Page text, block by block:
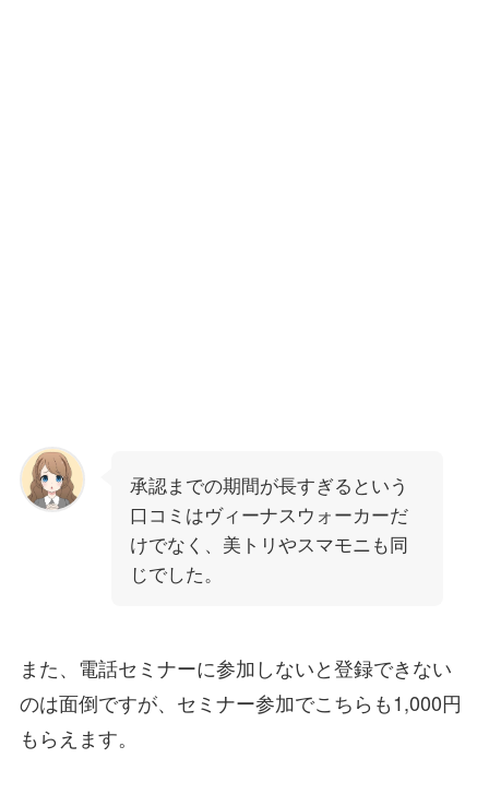
承認までの期間が長すぎるという
口コミはヴィーナスウォーカーだ
けでなく、美トリやスマモニも同
じでした。
また、電話セミナーに参加しないと登録できない
のは面倒ですが、セミナー参加でこちらも1,000円
もらえます。